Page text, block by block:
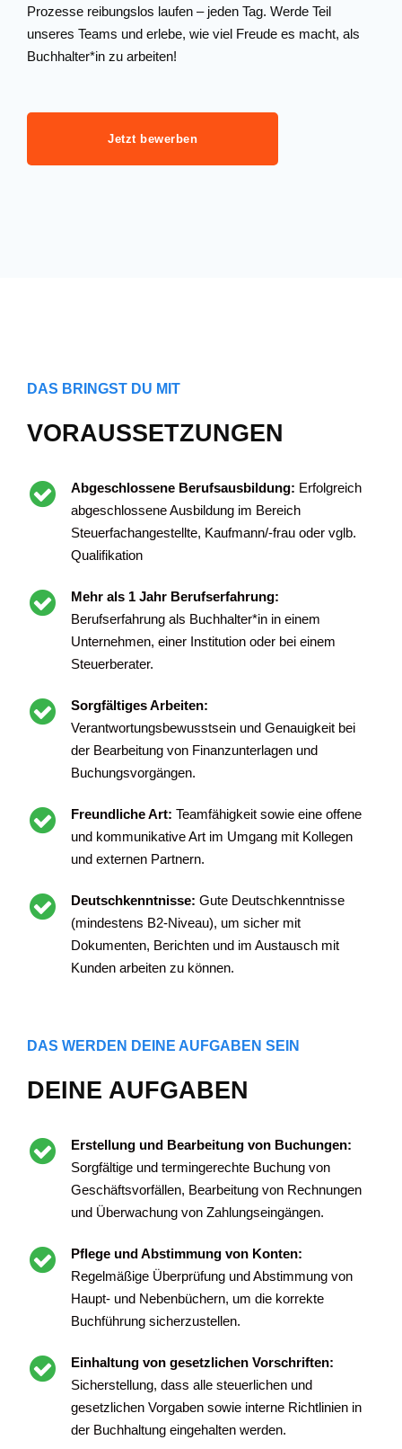
Prozesse reibungslos laufen – jeden Tag. Werde Teil
unseres Teams und erlebe, wie viel Freude es macht, als
Buchhalter*in zu arbeiten!
Jetzt bewerben
DAS BRINGST DU MIT
VORAUSSETZUNGEN
Abgeschlossene Berufsausbildung: Erfolgreich
abgeschlossene Ausbildung im Bereich
Steuerfachangestellte, Kaufmann/-frau oder vglb.
Qualifikation
Mehr als 1 Jahr Berufserfahrung:
Berufserfahrung als Buchhalter*in in einem
Unternehmen, einer Institution oder bei einem
Steuerberater.
Sorgfältiges Arbeiten:
Verantwortungsbewusstsein und Genauigkeit bei
der Bearbeitung von Finanzunterlagen und
Buchungsvorgängen.
Freundliche Art: Teamfähigkeit sowie eine offene
und kommunikative Art im Umgang mit Kollegen
und externen Partnern.
Deutschkenntnisse: Gute Deutschkenntnisse
(mindestens B2-Niveau), um sicher mit
Dokumenten, Berichten und im Austausch mit
Kunden arbeiten zu können.
DAS WERDEN DEINE AUFGABEN SEIN
DEINE AUFGABEN
Erstellung und Bearbeitung von Buchungen:
Sorgfältige und termingerechte Buchung von
Geschäftsvorfällen, Bearbeitung von Rechnungen
und Überwachung von Zahlungseingängen.
Pflege und Abstimmung von Konten:
Regelmäßige Überprüfung und Abstimmung von
Haupt- und Nebenbüchern, um die korrekte
Buchführung sicherzustellen.
Einhaltung von gesetzlichen Vorschriften:
Sicherstellung, dass alle steuerlichen und
gesetzlichen Vorgaben sowie interne Richtlinien in
der Buchhaltung eingehalten werden.